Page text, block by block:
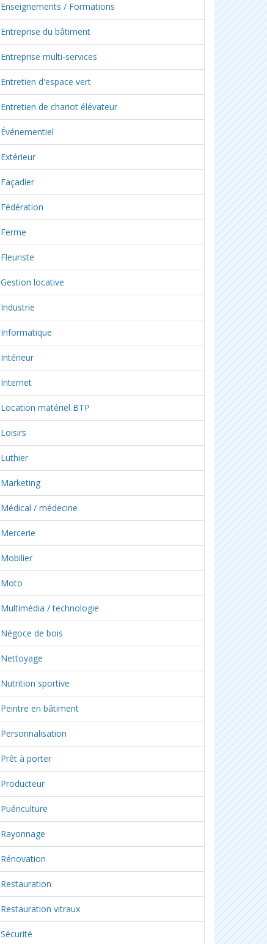
Enseignements / Formations
Entreprise du bâtiment
Entreprise multi-services
Entretien d'espace vert
Entretien de chariot élévateur
Événementiel
Extérieur
Façadier
Fédération
Ferme
Fleuriste
Gestion locative
Industrie
Informatique
Intérieur
Internet
Location matériel BTP
Loisirs
Luthier
Marketing
Médical / médecine
Mercerie
Mobilier
Moto
Multimédia / technologie
Négoce de bois
Nettoyage
Nutrition sportive
Peintre en bâtiment
Personnalisation
Prêt à porter
Producteur
Puériculture
Rayonnage
Rénovation
Restauration
Restauration vitraux
Sécurité